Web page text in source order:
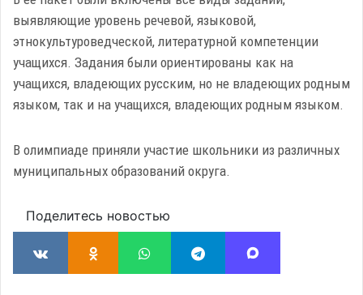
выявляющие уровень речевой, языковой,
этнокультуроведческой, литературной компетенции
учащихся. Задания были ориентированы как на
учащихся, владеющих русским, но не владеющих родным
языком, так и на учащихся, владеющих родным языком.
В олимпиаде приняли участие школьники из различных
муниципальных образований округа.
Поделитесь новостью